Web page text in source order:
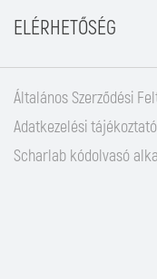
ELÉRHETŐSÉG
Általános Szerződési
Adatkezelési tájékoztató
Scharlab kódolvasó